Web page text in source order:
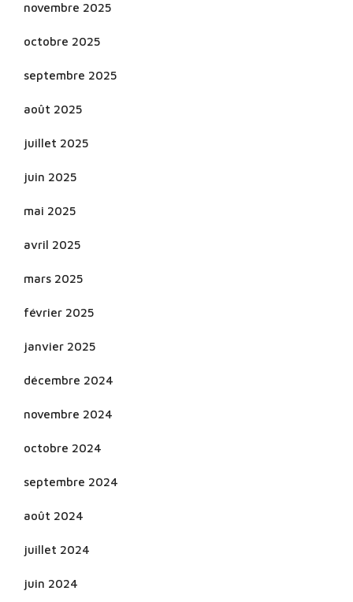
novembre 2025
octobre 2025
septembre 2025
août 2025
juillet 2025
juin 2025
mai 2025
avril 2025
mars 2025
février 2025
janvier 2025
décembre 2024
novembre 2024
octobre 2024
septembre 2024
août 2024
juillet 2024
juin 2024